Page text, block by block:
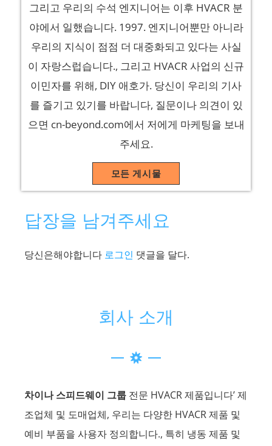
그리고 우리의 수석 엔지니어는 이후 HVACR 분
야에서 일했습니다. 1997. 엔지니어뿐만 아니라
우리의 지식이 점점 더 대중화되고 있다는 사실
이 자랑스럽습니다., 그리고 HVACR 사업의 신규
이민자를 위해, DIY 애호가. 당신이 우리의 기사
를 즐기고 있기를 바랍니다, 질문이나 의견이 있
으면 cn-beyond.com에서 저에게 마케팅을 보내
주세요.
모든 게시물
답장을 남겨주세요
당신은해야합니다 로그인 댓글을 달다.
회사 소개
차이나 스피드웨이 그룹 전문 HVACR 제품입니다’ 제
조업체 및 도매업체, 우리는 다양한 HVACR 제품 및
예비 부품을 사용자 정의합니다., 특히 냉동 제품 및